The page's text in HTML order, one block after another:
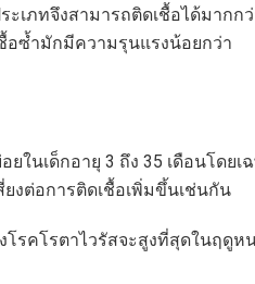
ะเภทจึงสามารถติดเชื้อได้มา
อซ้ำมักมีความรุนแรงน้อยกว่า
ยในเด็กอายุ 3 ถึง 35 เดือนโดย
งต่อการติดเชื้อเพิ่มขึ้นเช่นกัน
โรคโรตาไวรัสจะสูงที่สุดในฤดูห